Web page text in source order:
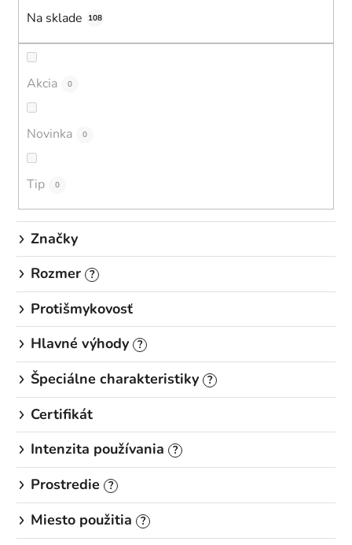
Na sklade 108
Akcia 0
Novinka 0
Tip 0
Značky
Rozmer ?
Protišmykovosť
Hlavné výhody ?
Špeciálne charakteristiky ?
Certifikát
Intenzita používania
?
Prostredie ?
Miesto použitia ?